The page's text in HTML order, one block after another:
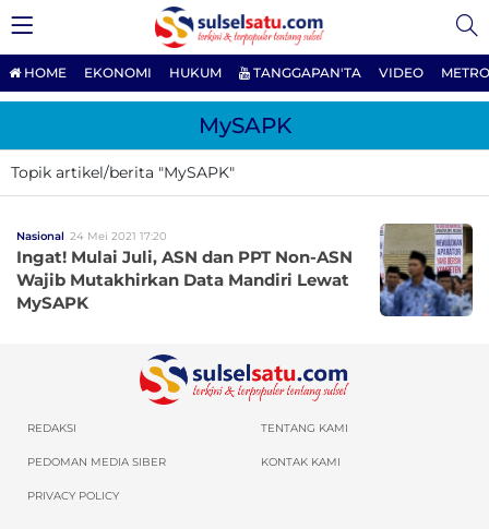
HOME EKONOMI HUKUM TANGGAPAN'TA VIDEO
MySAPK
Topik artikel/berita "MySAPK"
Nasional 24 Mei 2021 17:20
Ingat! Mulai Juli, ASN dan PPT Non-ASN
Wajib Mutakhirkan Data Mandiri Lewat
MySAPK
REDAKSI TENTANG KAMI
PEDOMAN MEDIA SIBER KONTAK KAMI
PRIVACY POLICY